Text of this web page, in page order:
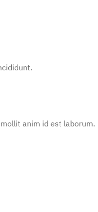
anim id est laborum.